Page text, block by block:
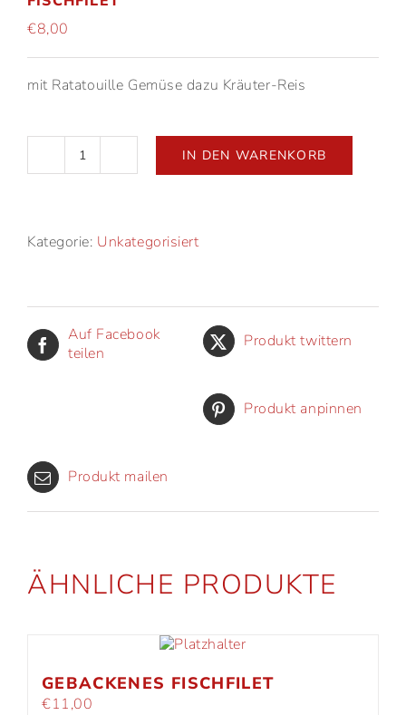
€8,00
mit Ratatouille Gemüse dazu Kräuter-Reis
Fischfilet
IN DEN WARENKORB
Kategorie: Unkategorisiert
Auf Facebook
teilen
Produkt twittern
Produkt anpinnen
Produkt mailen
ÄHNLICHE PRODUKTE
GEBACKENES FISCHFILET
€11,00